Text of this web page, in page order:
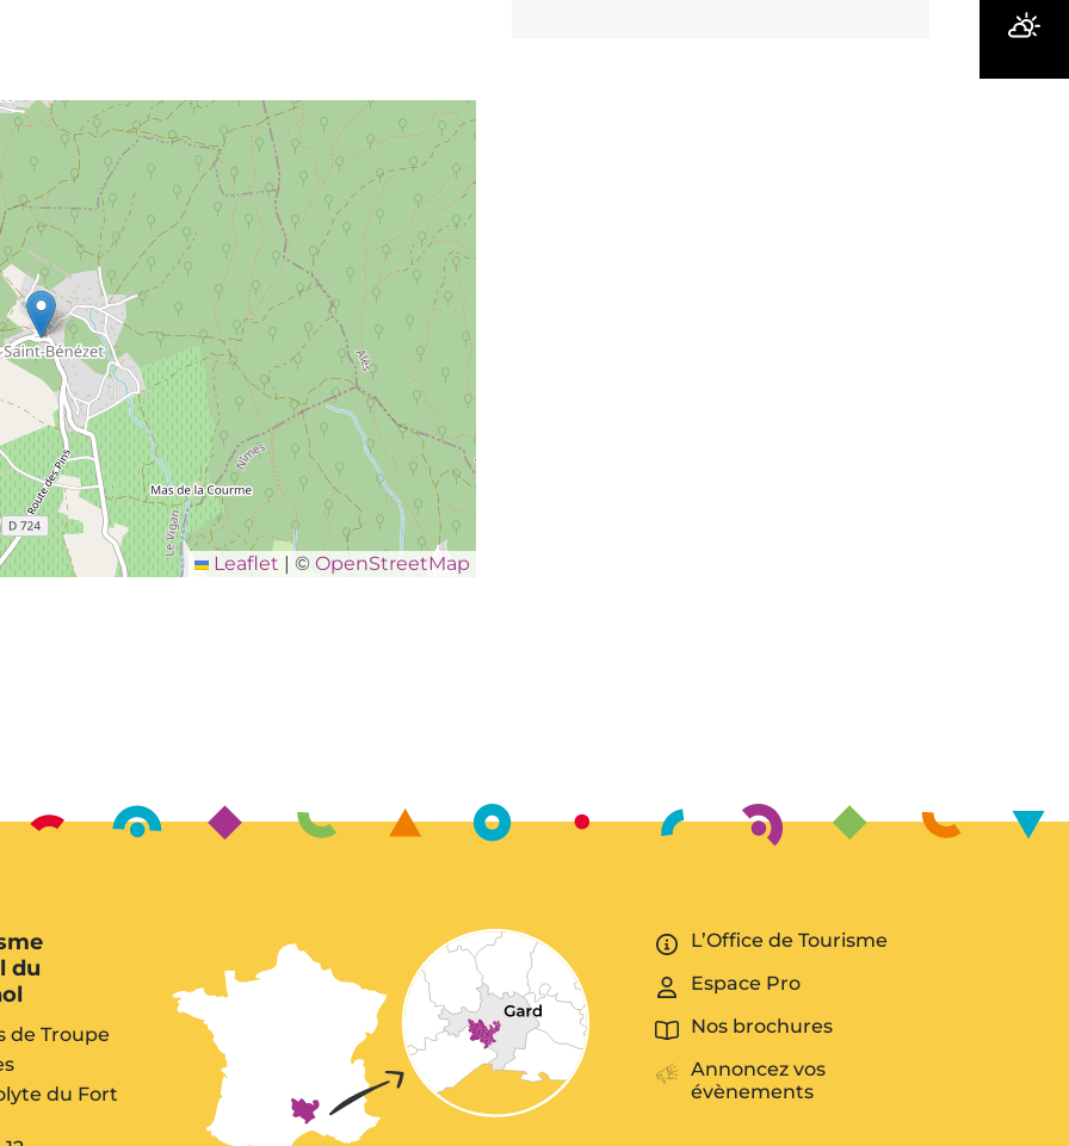
Leaflet | © OpenStreetMap
du
de Troupe
du Fort
L’Office de Tourisme
Espace Pro
Nos brochures
Annoncez vos
évènements